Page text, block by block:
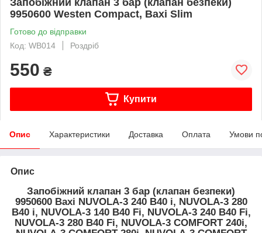
9950600 Westen Compact, Baxi Slim
Готово до відправки
Код: WB014
Роздріб
550 ₴
Купити
Опис Характеристики Доставка Оплата Умови
Опис
Запобіжний клапан 3 бар (клапан безпеки)
9950600 Baxi NUVOLA-3 240 B40 i, NUVOLA-3 280
B40 i, NUVOLA-3 140 B40 Fi, NUVOLA-3 240 B40 Fi,
NUVOLA-3 280 B40 Fi, NUVOLA-3 COMFORT 240i,